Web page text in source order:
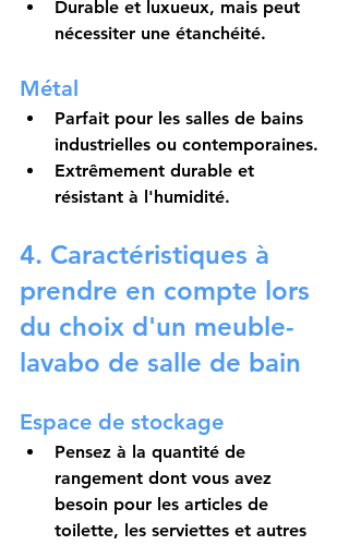
Durable et luxueux, mais peut
nécessiter une étanchéité.
Métal
Parfait pour les salles de bains
industrielles ou contemporaines.
Extrêmement durable et
résistant à l'humidité.
4. Caractéristiques à
prendre en compte lors
du choix d'un meuble-
lavabo de salle de bain
Espace de stockage
Pensez à la quantité de
rangement dont vous avez
besoin pour les articles de
toilette, les serviettes et autres